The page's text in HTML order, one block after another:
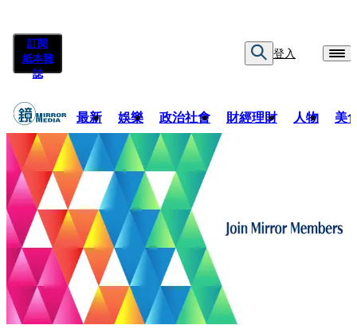
訂閱
紙本雜
誌
登入
最新 娛樂 政治社會 財經理財 人物 美